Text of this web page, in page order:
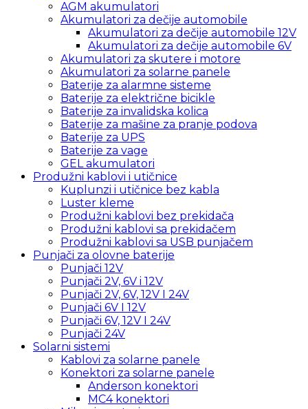
AGM akumulatori
Akumulatori za dečije automobile
Akumulatori za dečije automobile 12V
Akumulatori za dečije automobile 6V
Akumulatori za skutere i motore
Akumulatori za solarne panele
Baterije za alarmne sisteme
Baterije za električne bicikle
Baterije za invalidska kolica
Baterije za mašine za pranje podova
Baterije za UPS
Baterije za vage
GEL akumulatori
Produžni kablovi i utičnice
Kuplunzi i utičnice bez kabla
Luster kleme
Produžni kablovi bez prekidača
Produžni kablovi sa prekidačem
Produžni kablovi sa USB punjačem
Punjači za olovne baterije
Punjači 12V
Punjači 2V, 6V i 12V
Punjači 2V, 6V, 12V I 24V
Punjači 6V I 12V
Punjači 6V, 12V I 24V
Punjači 24V
Solarni sistemi
Kablovi za solarne panele
Konektori za solarne panele
Anderson konektori
MC4 konektori